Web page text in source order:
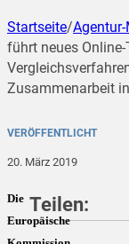
Startseite/
führt neues
Zusammenarbeit
VERÖFFENTLICHT
20. März 2019
Die
Europäische
Teilen: